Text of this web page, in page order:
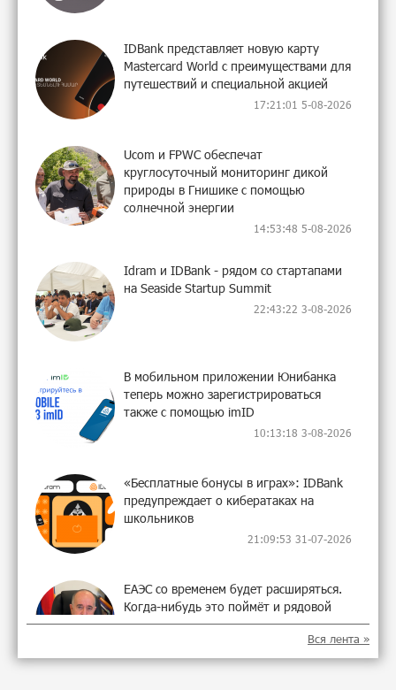
IDBank представляет новую карту
Mastercard World с преимуществами для
путешествий и специальной акцией
17:21:01 5-08-2026
Ucom и FPWC обеспечат
круглосуточный мониторинг дикой
природы в Гнишике с помощью
солнечной энергии
14:53:48 5-08-2026
Idram и IDBank - рядом со стартапами
на Seaside Startup Summit
22:43:22 3-08-2026
В мобильном приложении Юнибанка
теперь можно зарегистрироваться
также с помощью imID
10:13:18 3-08-2026
«Бесплатные бонусы в играх»: IDBank
предупреждает о кибератаках на
школьников
21:09:53 31-07-2026
ЕАЭС со временем будет расширяться.
Когда-нибудь это поймёт и рядовой
армянин, но будет уже поздно
11:21:27 31-07-2026
Вся лента »